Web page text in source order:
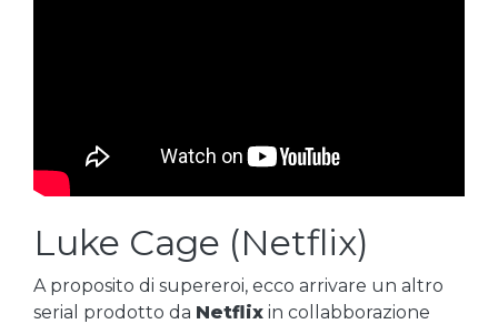
Luke Cage (Netflix)
A proposito di supereroi, ecco arrivare un altro
serial prodotto da Netflix in collabborazione